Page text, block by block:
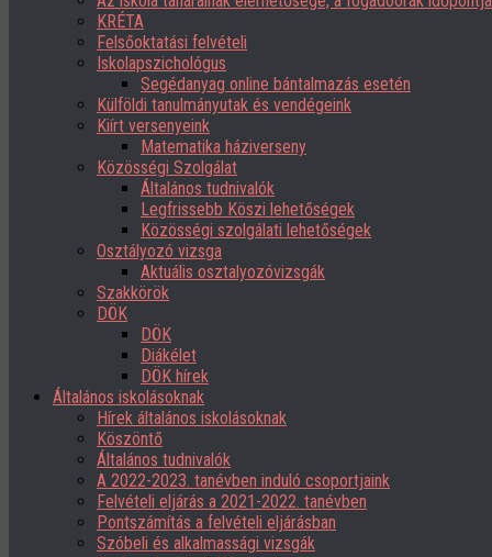
KRÉTA
Felsőoktatási felvételi
Iskolapszichológus
Segédanyag online bántalmazás esetén
Külföldi tanulmányutak és vendégeink
Kiírt versenyeink
Matematika háziverseny
Közösségi Szolgálat
Általános tudnivalók
Legfrissebb Köszi lehetőségek
Közösségi szolgálati lehetőségek
Osztályozó vizsga
Aktuális osztalyozóvizsgák
Szakkörök
DÖK
DÖK
Diákélet
DÖK hírek
Általános iskolásoknak
Hírek általános iskolásoknak
Köszöntő
Általános tudnivalók
A 2022-2023. tanévben induló csoportjaink
Felvételi eljárás a 2021-2022. tanévben
Pontszámítás a felvételi eljárásban
Szóbeli és alkalmassági vizsgák